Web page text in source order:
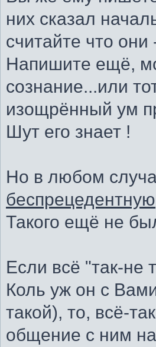
них сказал
считайте что
Напишите ещё,
сознание...или
изощрённый ум
Шут его знает !
Но в любом
беспрецедентную
Такого ещё не
Если всё "так-не
Коль уж он с
такой), то, всё-
общение с ним на